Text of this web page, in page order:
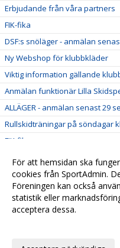
Erbjudande från våra partners
FIK-fika
DSF:s snöläger - anmälan
Ny Webshop för klubbkläder
Viktig information gällande
Anmälan funktionär Lilla
ALLÄGER - anmälan senast 29
Rullskidträningar på söndagar
FIK-fika
Hög tid att välja funktionärspass
Kretstävling flyttad till tis 10/1
Ny hemsida för Falu IK
För att hemsidan ska
cookies från SportAdmin.
Föreningen kan också
statistik eller
acceptera dessa.